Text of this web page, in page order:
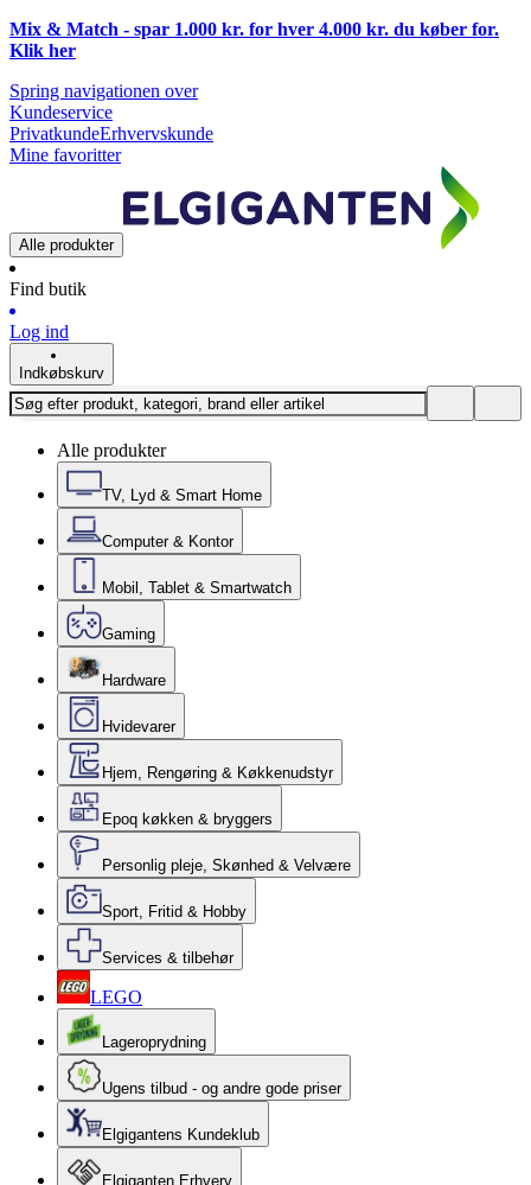
Mix & Match - spar 1.000 kr. for hver 4.000 kr. du køber for.
Klik her
Spring navigationen over
Kundeservice
PrivatkundeErhvervskunde
Mine favoritter
Alle produkter
Find butik
Log ind
Indkøbskurv
Alle produkter
TV, Lyd & Smart Home
Computer & Kontor
Mobil, Tablet & Smartwatch
Gaming
Hardware
Hvidevarer
Hjem, Rengøring & Køkkenudstyr
Epoq køkken & bryggers
Personlig pleje, Skønhed & Velvære
Sport, Fritid & Hobby
Services & tilbehør
LEGO
Lageroprydning
Ugens tilbud - og andre gode priser
Elgigantens Kundeklub
Elgiganten Erhverv